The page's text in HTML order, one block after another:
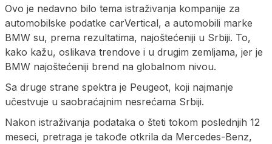
Ovo je nedavno bilo tema istraživanja kompanije za
automobilske podatke carVertical, a automobili marke
BMW su, prema rezultatima, najoštećeniji u Srbiji. To,
kako kažu, oslikava trendove i u drugim zemljama, jer je
BMW najoštećeniji brend na globalnom nivou.
Sa druge strane spektra je Peugeot, koji najmanje
učestvuje u saobraćajnim nesrećama Srbiji.
Nakon istraživanja podataka o šteti tokom poslednjih 12
meseci, pretraga je takođe otkrila da Mercedes-Benz,